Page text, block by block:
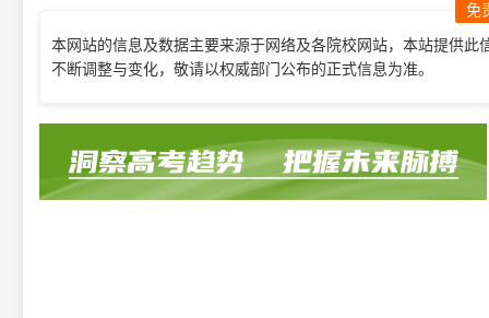
免
本网站的信息及数据主要来源于网络及各院校网站，本站提供
不断调整与变化，敬请以权威部门公布的正式信息为准。